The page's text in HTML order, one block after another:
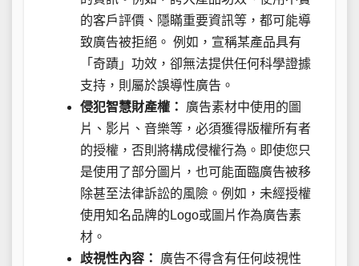
的客戶評價、隱瞞重要資訊等，都可能導
致廣告被拒絕。 例如，宣稱某產品具有
「奇蹟」功效，卻無法提供任何科學證據
支持，則屬於誤導性廣告。
侵犯智慧財產權：
廣告素材中使用的圖
片、影片、音樂等，必須獲得版權所有者
的授權，否則將構成侵權行為。即使您只
是使用了部分圖片，也可能面臨廣告被移
除甚至法律訴訟的風險。例如，未經授權
使用知名品牌的Logo或圖片作為廣告素
材。
歧視性內容：
廣告不得含有任何歧視性